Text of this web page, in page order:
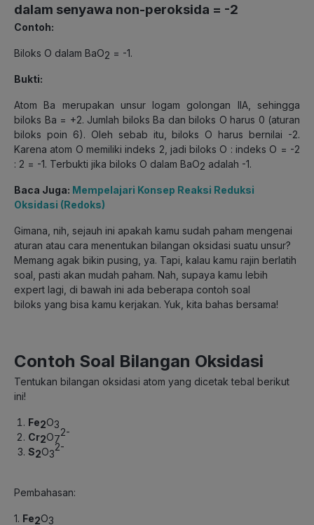
dalam senyawa non-peroksida = -2
Contoh:
Biloks O dalam BaO2 = -1.
Bukti:
Atom Ba merupakan unsur logam golongan IIA, sehingga
biloks Ba = +2. Jumlah biloks Ba dan biloks O harus 0 (aturan
biloks poin 6). Oleh sebab itu, biloks O harus bernilai -2.
Karena atom O memiliki indeks 2, jadi biloks O : indeks O = -2
: 2 = -1. Terbukti jika biloks O dalam BaO2 adalah -1.
Baca Juga: Mempelajari Konsep Reaksi Reduksi
Oksidasi (Redoks)
Gimana, nih, sejauh ini apakah kamu sudah paham mengenai
aturan atau cara menentukan bilangan oksidasi suatu unsur?
Memang agak bikin pusing, ya. Tapi, kalau kamu rajin berlatih
soal, pasti akan mudah paham. Nah, supaya kamu lebih
expert lagi, di bawah ini ada beberapa contoh soal
biloks yang bisa kamu kerjakan. Yuk, kita bahas bersama!
Contoh Soal Bilangan Oksidasi
Tentukan bilangan oksidasi atom yang dicetak tebal berikut
ini!
Fe2O3
Cr2O7
2-
S2O3
2-
Pembahasan:
1. Fe2O3